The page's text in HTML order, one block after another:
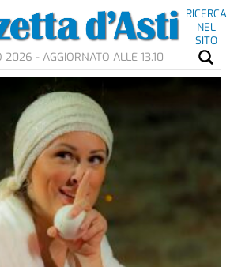
RICERCA
NEL
SITO
2026 - AGGIORNATO ALLE 13.10